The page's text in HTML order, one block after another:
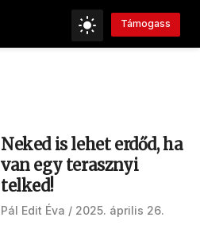
Támogass
Neked is lehet erdőd, ha
van egy terasznyi
telked!
Pál Edit Éva 2025. április 26.